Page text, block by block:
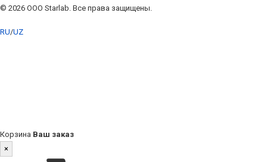
© 2026 ООО Starlab. Все права защищены.
RU/UZ
Корзина Ваш заказ
×